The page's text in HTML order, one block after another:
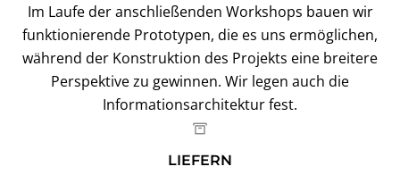
Im Laufe der anschließenden Workshops bauen wir
funktionierende Prototypen, die es uns ermöglichen,
während der Konstruktion des Projekts eine breitere
Perspektive zu gewinnen. Wir legen auch die
Informationsarchitektur fest.
LIEFERN